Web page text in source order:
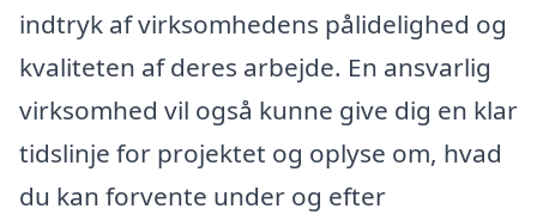
indtryk af virksomhedens pålidelighed og
kvaliteten af deres arbejde. En ansvarlig
virksomhed vil også kunne give dig en klar
tidslinje for projektet og oplyse om, hvad
du kan forvente under og efter